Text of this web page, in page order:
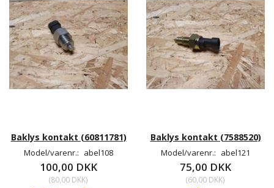
Baklys kontakt (60811781)
Model/varenr.: abel108
100,00 DKK
(80,00 DKK)
Baklys kontakt (7588520)
Model/varenr.: abel121
75,00 DKK
(60,00 DKK)